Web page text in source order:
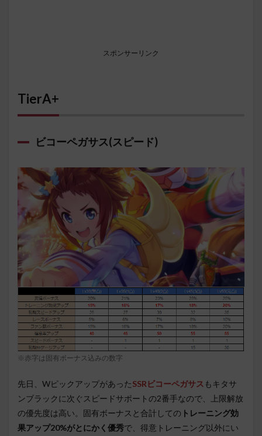
スポンサーリンク
TierA+
ビコーペガサス(スピード)
※赤字は固有ボーナス込みの数字
先日、WピックアップがあったSSRビコーペガサス もキタサ
ンブラックに次ぐスピードサポートの2番手なので、上限解放
の優先度は高い。固有ボーナスと合計しての トレーニング効
果アップ20%がとにかく優秀で、得意トレーニング以外にい